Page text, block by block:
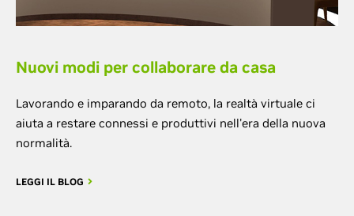
Nuovi modi per collaborare da casa
Lavorando e imparando da remoto, la realtà virtuale ci
aiuta a restare connessi e produttivi nell'era della nuova
normalità.
LEGGI IL BLOG